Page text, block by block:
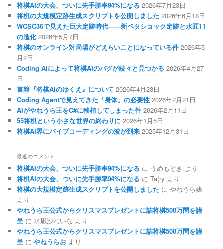
将棋AIの大会、ついに先手勝率94%になる 2026年7月23日
将棋の大規模定跡生成スクリプトを公開しました 2026年6月18日
WCSC36で見えた巨大定跡時代――新ペタショック定跡と水匠11
の進化 2026年5月7日
将棋のオンライン対局場がどえらいことになっている件 2026年5
月2日
Coding AIによって将棋AIのバグが続々と見つかる 2026年4月27
日
書籍『将棋AIのゆくえ』について 2026年4月23日
Coding Agentで見えてきた「身体」の必要性 2026年2月21日
AIがやねうら王をC#に移植してしまった件 2026年2月11日
55将棋という小さな世界の終わりに 2026年1月5日
将棋AI界にバイブコーディングの波が到来 2025年12月31日
最近のコメント
将棋AIの大会、ついに先手勝率94%になる に うめもどき より
将棋AIの大会、ついに先手勝率94%になる にTa(ry より
将棋の大規模定跡生成スクリプトを公開しました にやねうら嬢
より
やねうら王公式からクリスマスプレゼントに詰将棋500万問を謹
呈 に水凪沙れいな より
やねうら王公式からクリスマスプレゼントに詰将棋500万問を謹
呈 にやねうらお より